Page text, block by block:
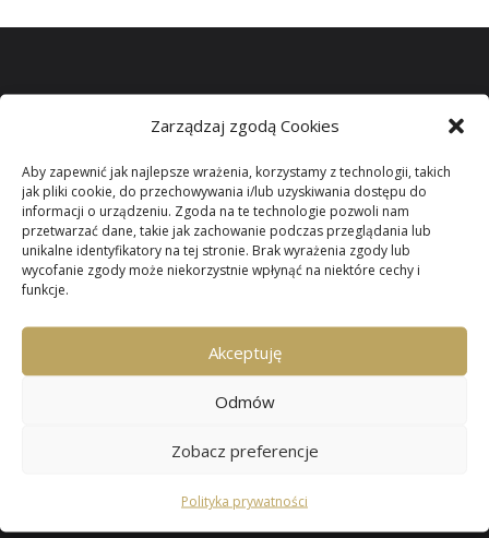
Zarządzaj zgodą Cookies
Aby zapewnić jak najlepsze wrażenia, korzystamy z technologii, takich
jak pliki cookie, do przechowywania i/lub uzyskiwania dostępu do
informacji o urządzeniu. Zgoda na te technologie pozwoli nam
przetwarzać dane, takie jak zachowanie podczas przeglądania lub
unikalne identyfikatory na tej stronie. Brak wyrażenia zgody lub
wycofanie zgody może niekorzystnie wpłynąć na niektóre cechy i
funkcje.
Akceptuję
Odmów
Zobacz preferencje
Polityka prywatności
witrynę.
Parafii Niepokalanego
Poczęcia NMPw
Przewozie
stronach internetowych życie naszej rodziny parafialnej. Za
pośrednictwem internetu prezentuję ważniejsze wydarzenia z
stały się parafialnym pamiętnikiem.